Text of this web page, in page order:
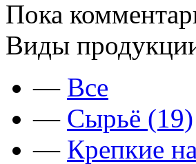
Пока
Виды
— Все
— Сырьё (19)
— Крепкие